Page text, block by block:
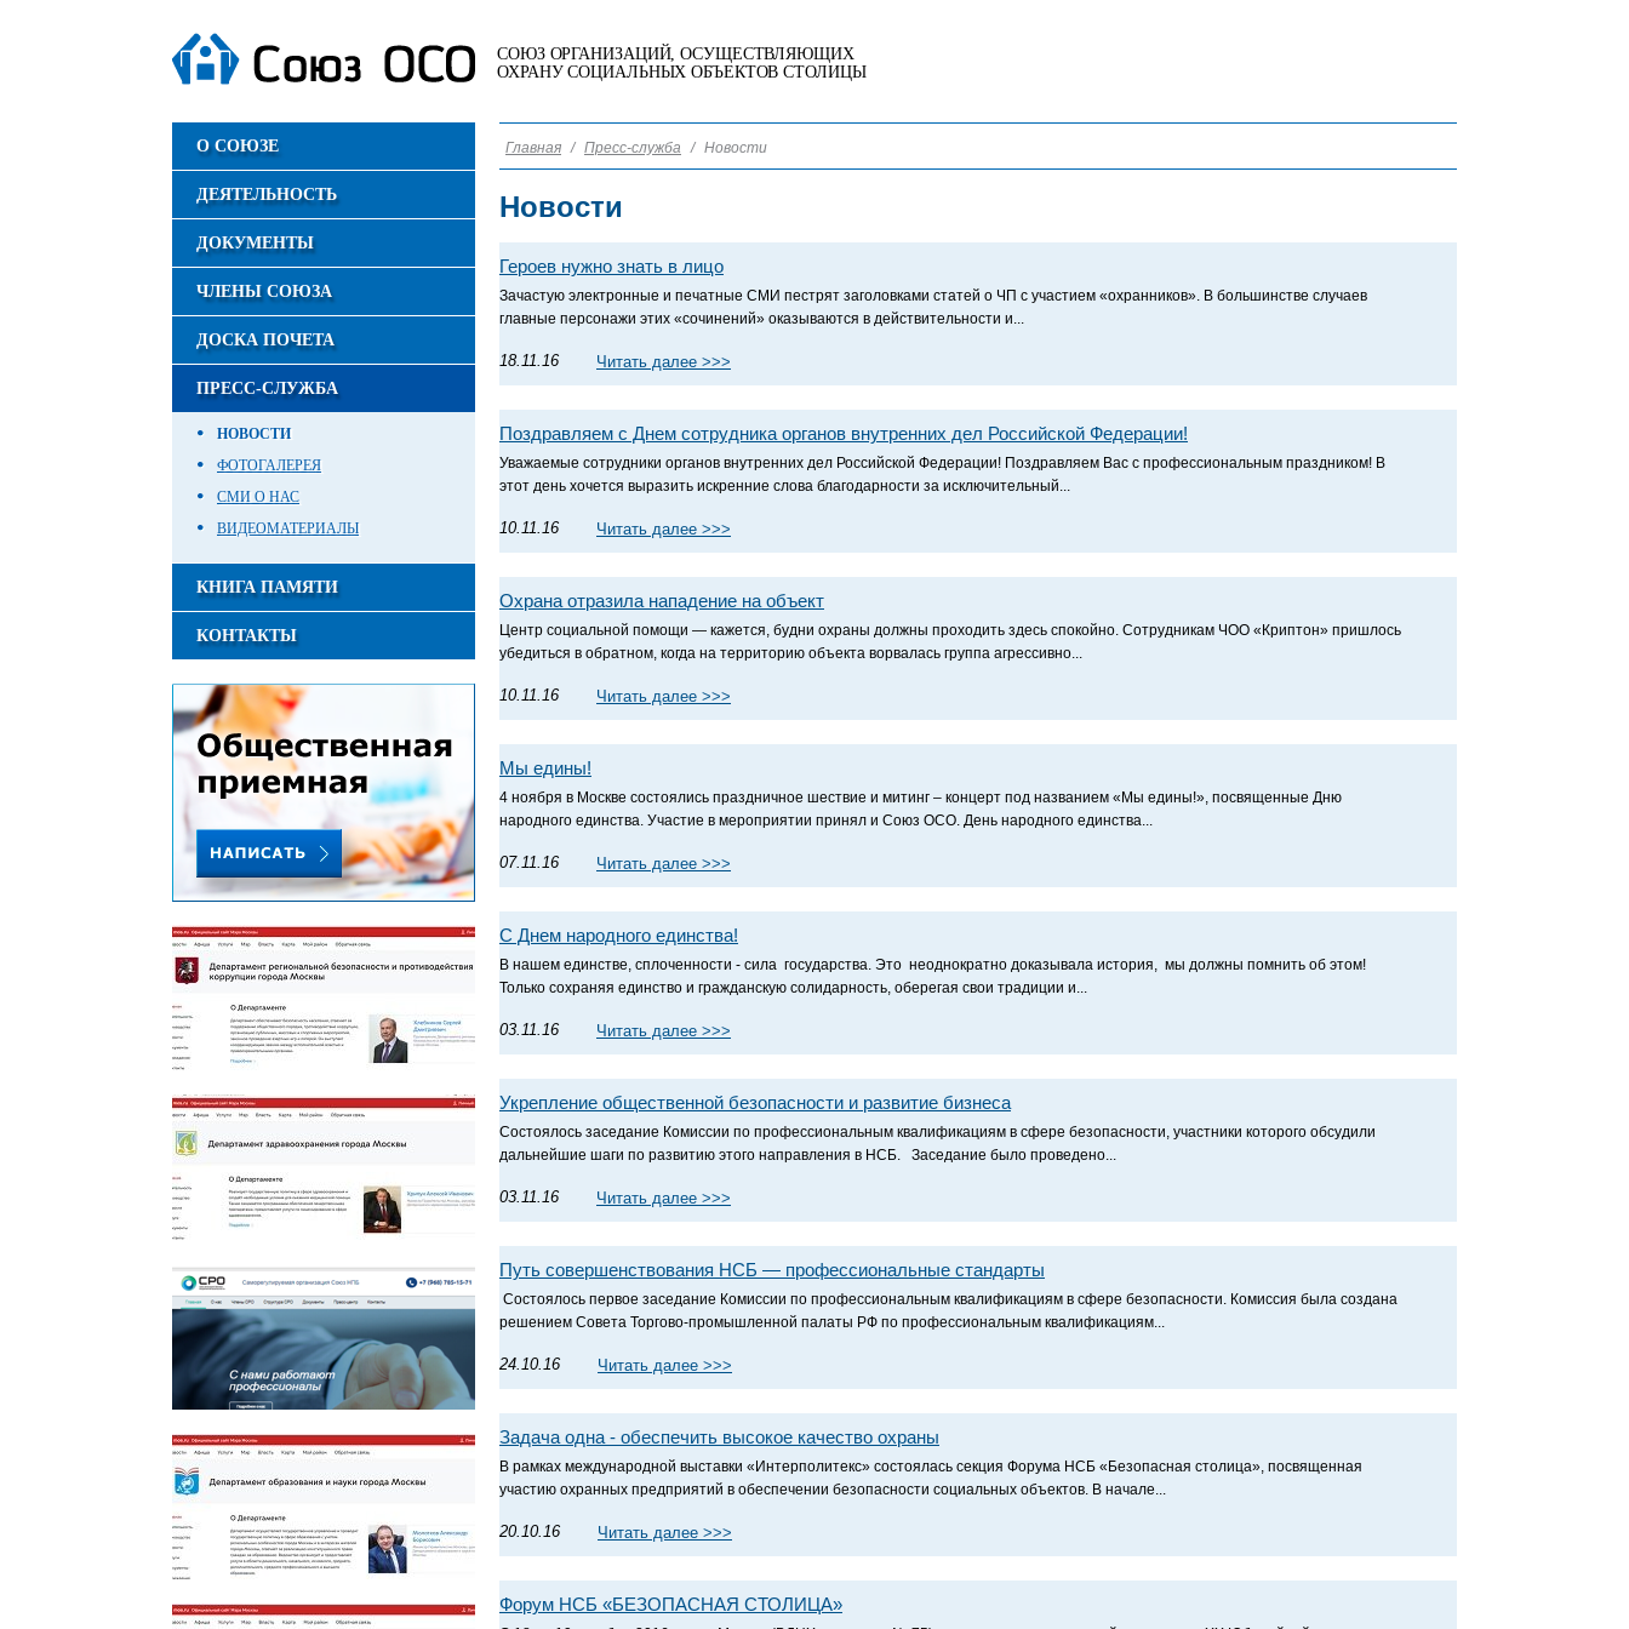
СОЮЗ ОРГАНИЗАЦИЙ, ОСУЩЕСТВЛЯЮЩИХ
ОХРАНУ СОЦИАЛЬНЫХ ОБЪЕКТОВ СТОЛИЦЫ
Главная / Пресс-служба / Новости
Новости
Героев нужно знать в лицо
Зачастую электронные и печатные СМИ пестрят заголовками статей о ЧП с участием «охранников». В большинстве случаев
главные персонажи этих «сочинений» оказываются в действительности и...
18.11.16 Читать далее >>>
Поздравляем с Днем сотрудника органов внутренних дел Российской Федерации!
Уважаемые сотрудники органов внутренних дел Российской Федерации! Поздравляем Вас с профессиональным праздником! В
этот день хочется выразить искренние слова благодарности за исключительный...
10.11.16 Читать далее >>>
Охрана отразила нападение на объект
Центр социальной помощи — кажется, будни охраны должны проходить здесь спокойно. Сотрудникам ЧОО «Криптон» пришлось
убедиться в обратном, когда на территорию объекта ворвалась группа агрессивно...
10.11.16 Читать далее >>>
Мы едины!
4 ноября в Москве состоялись праздничное шествие и митинг – концерт под названием «Мы едины!», посвященные Дню
народного единства. Участие в мероприятии принял и Союз ОСО. День народного единства...
07.11.16 Читать далее >>>
С Днем народного единства!
В нашем единстве, сплоченности - сила государства. Это неоднократно доказывала история, мы должны помнить об этом!
Только сохраняя единство и гражданскую солидарность, оберегая свои традиции и...
03.11.16 Читать далее >>>
Укрепление общественной безопасности и развитие бизнеса
Состоялось заседание Комиссии по профессиональным квалификациям в сфере безопасности, участники которого обсудили
дальнейшие шаги по развитию этого направления в НСБ. Заседание было проведено...
03.11.16 Читать далее >>>
Путь совершенствования НСБ — профессиональные стандарты
Состоялось первое заседание Комиссии по профессиональным квалификациям в сфере безопасности. Комиссия была создана
решением Совета Торгово-промышленной палаты РФ по профессиональным квалификациям...
24.10.16 Читать далее >>>
Задача одна - обеспечить высокое качество охраны
В рамках международной выставки «Интерполитекс» состоялась секция Форума НСБ «Безопасная столица», посвященная
участию охранных предприятий в обеспечении безопасности социальных объектов. В начале...
20.10.16 Читать далее >>>
Форум НСБ «БЕЗОПАСНАЯ СТОЛИЦА»
О СОЮЗЕ
ДЕЯТЕЛЬНОСТЬ
ДОКУМЕНТЫ
ЧЛЕНЫ СОЮЗА
ДОСКА ПОЧЕТА
ПРЕСС-СЛУЖБА
НОВОСТИ
ФОТОГАЛЕРЕЯ
СМИ О НАС
ВИДЕОМАТЕРИАЛЫ
КНИГА ПАМЯТИ
КОНТАКТЫ
Департамент региональной безопасности
и противодействия коррупции г. Москвы
Департамент здравоохранения города
Москвы
Департамент образования города Москвы